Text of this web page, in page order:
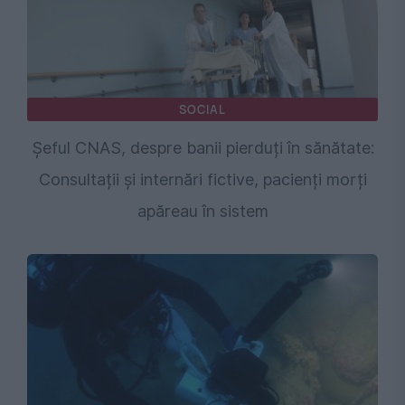
SOCIAL
Șeful CNAS, despre banii pierduți în sănătate:
Consultații și internări fictive, pacienți morți
apăreau în sistem